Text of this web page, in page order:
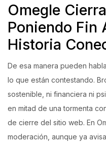
Omegle
Poniendo Fin
Historia
De esa manera pueden
lo que están contestando.
sostenible, ni financiera ni
en mitad de una tormenta
de cierre del sitio web. En
moderación, aunque ya